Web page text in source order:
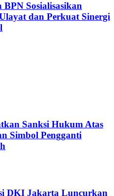
Sosialisasikan
dan Perkuat Sinergi
Sanksi Hukum Atas
Simbol Pengganti
DKI Jakarta Luncurkan